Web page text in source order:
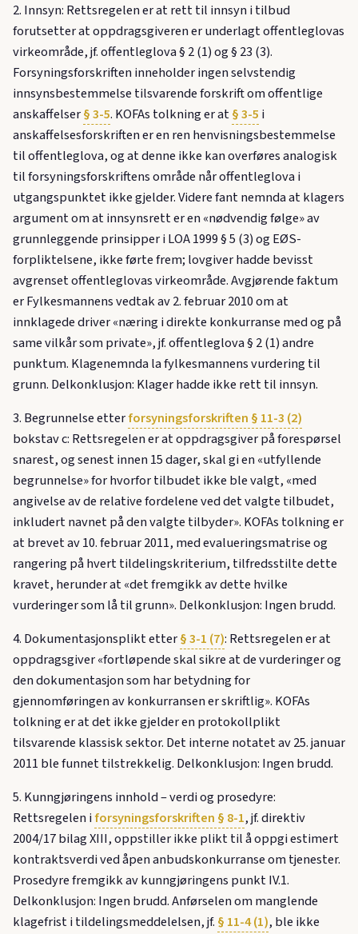
2. Innsyn: Rettsregelen er at rett til innsyn i tilbud
forutsetter at oppdragsgiveren er underlagt offentleglovas
virkeområde, jf. offentleglova § 2 (1) og § 23 (3).
Forsyningsforskriften inneholder ingen selvstendig
innsynsbestemmelse tilsvarende forskrift om offentlige
anskaffelser§ 3-5. KOFAs tolkning er at§ 3-5 i
anskaffelsesforskriften er en ren henvisningsbestemmelse
til offentleglova, og at denne ikke kan overføres analogisk
til forsyningsforskriftens område når offentleglova i
utgangspunktet ikke gjelder. Videre fant nemnda at klagers
argument om at innsynsrett er en «nødvendig følge» av
grunnleggende prinsipper i LOA 1999 § 5 (3) og EØS-
forpliktelsene, ikke førte frem; lovgiver hadde bevisst
avgrenset offentleglovas virkeområde. Avgjørende faktum
er Fylkesmannens vedtak av 2. februar 2010 om at
innklagede driver «næring i direkte konkurranse med og på
same vilkår som private», jf. offentleglova § 2 (1) andre
punktum. Klagenemnda la fylkesmannens vurdering til
grunn. Delkonklusjon: Klager hadde ikke rett til innsyn.
3. Begrunnelse etterforsyningsforskriften § 11-3 (2)
bokstav c: Rettsregelen er at oppdragsgiver på forespørsel
snarest, og senest innen 15 dager, skal gi en «utfyllende
begrunnelse» for hvorfor tilbudet ikke ble valgt, «med
angivelse av de relative fordelene ved det valgte tilbudet,
inkludert navnet på den valgte tilbyder». KOFAs tolkning er
at brevet av 10. februar 2011, med evalueringsmatrise og
rangering på hvert tildelingskriterium, tilfredsstilte dette
kravet, herunder at «det fremgikk av dette hvilke
vurderinger som lå til grunn». Delkonklusjon: Ingen brudd.
4. Dokumentasjonsplikt etter§ 3-1 (7): Rettsregelen er at
oppdragsgiver «fortløpende skal sikre at de vurderinger og
den dokumentasjon som har betydning for
gjennomføringen av konkurransen er skriftlig». KOFAs
tolkning er at det ikke gjelder en protokollplikt
tilsvarende klassisk sektor. Det interne notatet av 25. januar
2011 ble funnet tilstrekkelig. Delkonklusjon: Ingen brudd.
5. Kunngjøringens innhold – verdi og prosedyre:
Rettsregelen iforsyningsforskriften § 8-1, jf. direktiv
2004/17 bilag XIII, oppstiller ikke plikt til å oppgi estimert
kontraktsverdi ved åpen anbudskonkurranse om tjenester.
Prosedyre fremgikk av kunngjøringens punkt IV.1.
Delkonklusjon: Ingen brudd. Anførselen om manglende
klagefrist i tildelingsmeddelelsen, jf. § 11-4 (1), ble ikke